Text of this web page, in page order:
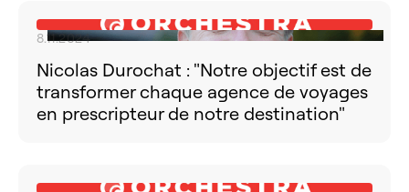
8.11.2024
Nicolas Durochat : "Notre objectif est de
transformer chaque agence de voyages
en prescripteur de notre destination"